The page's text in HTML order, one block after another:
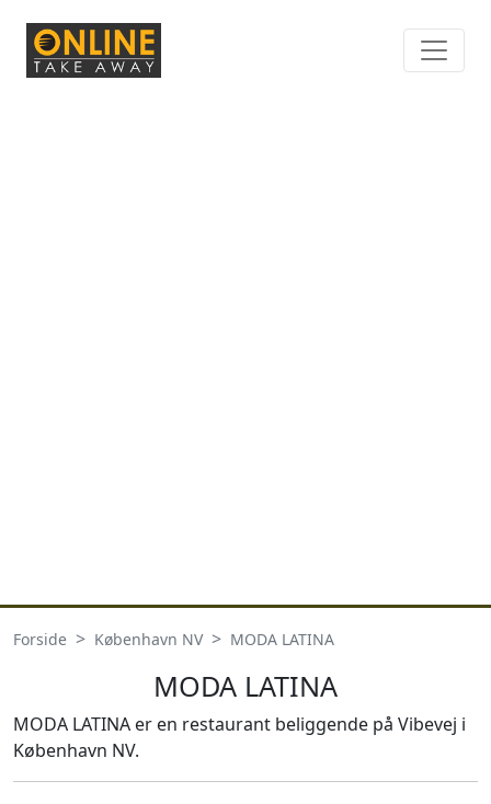
Forside København NV MODA LATINA
MODA LATINA
MODA LATINA er en restaurant beliggende på Vibevej i
København NV.